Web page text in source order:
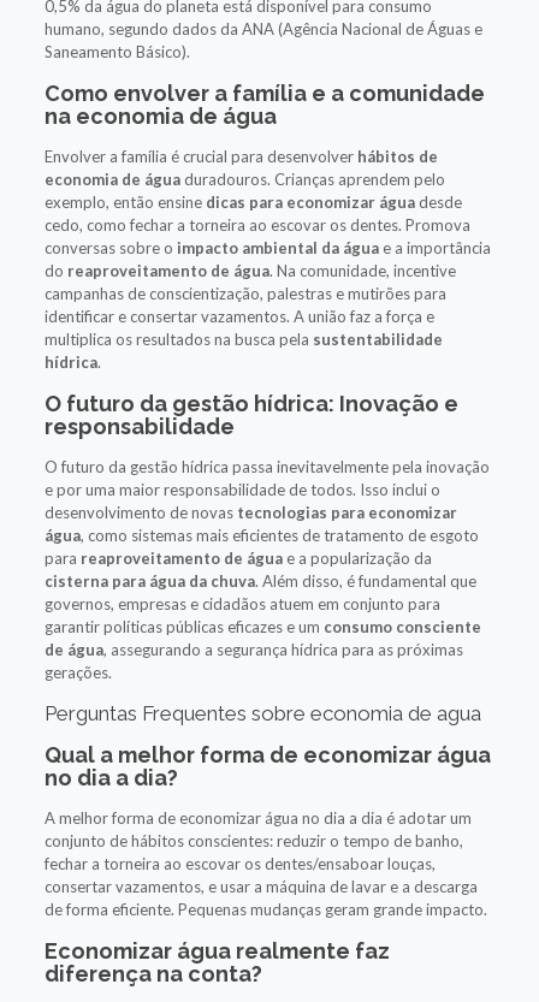
0,5% da água do planeta está disponível para consumo
humano, segundo dados da ANA (Agência Nacional de Águas e
Saneamento Básico).
Como envolver a família e a comunidade
na economia de água
Envolver a família é crucial para desenvolver hábitos de
economia de águaduradouros. Crianças aprendem pelo
exemplo, então ensine dicas para economizar águadesde
cedo, como fechar a torneira ao escovar os dentes. Promova
conversas sobre o impacto ambiental da águae a importância
do reaproveitamento de água. Na comunidade, incentive
campanhas de conscientização, palestras e mutirões para
identificar e consertar vazamentos. A união faz a força e
multiplica os resultados na busca pela sustentabilidade
hídrica.
O futuro da gestão hídrica: Inovação e
responsabilidade
O futuro da gestão hídrica passa inevitavelmente pela inovação
e por uma maior responsabilidade de todos. Isso inclui o
desenvolvimento de novas tecnologias para economizar
água, como sistemas mais eficientes de tratamento de esgoto
para reaproveitamento de águae a popularização da
cisterna para água da chuva. Além disso, é fundamental que
governos, empresas e cidadãos atuem em conjunto para
garantir políticas públicas eficazes e um consumo consciente
de água, assegurando a segurança hídrica para as próximas
gerações.
Perguntas Frequentes sobre economia de agua
Qual a melhor forma de economizar água
no dia a dia?
A melhor forma de economizar água no dia a dia é adotar um
conjunto de hábitos conscientes: reduzir o tempo de banho,
fechar a torneira ao escovar os dentes/ensaboar louças,
consertar vazamentos, e usar a máquina de lavar e a descarga
de forma eficiente. Pequenas mudanças geram grande impacto.
Economizar água realmente faz
diferença na conta?